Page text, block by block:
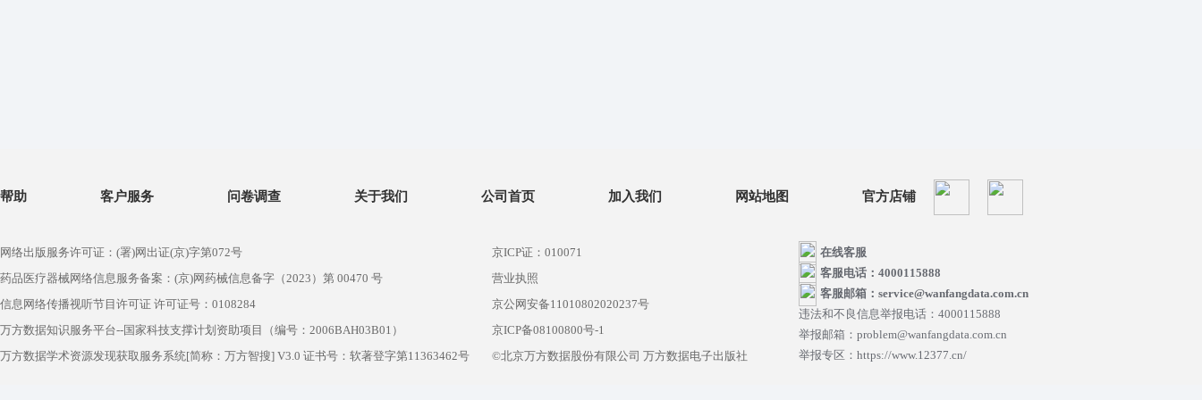
帮助 客户服务 问卷调查 关于我们 公司首页 加入我们 网站地图 官方店铺
网络出版服务许可证：(署)网出证(京)字第072号
药品医疗器械网络信息服务备案：(京)网药械信息备字（2023）第 00470 号
信息网络传播视听节目许可证 许可证号：0108284
万方数据知识服务平台--国家科技支撑计划资助项目（编号：2006BAH03B01）
万方数据学术资源发现获取服务系统[简称：万方智搜] V3.0 证书号：软著登字第11363462号
京ICP证：010071
营业执照
京公网安备11010802020237号
京ICP备08100800号-1
©北京万方数据股份有限公司 万方数据电子出版社
在线客服
客服电话：4000115888
客服邮箱：service@wanfangdata.com.cn
违法和不良信息举报电话：4000115888
举报邮箱：problem@wanfangdata.com.cn
举报专区：https://www.12377.cn/